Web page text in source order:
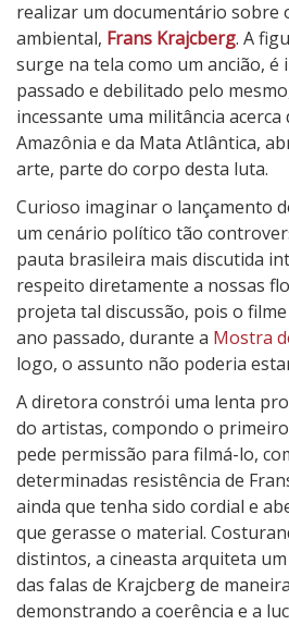
r
a
n
s
K
r
a
c
b
e
r
g
:
M
a
n
i
f
e
s
t
o
realizar um documentário sobre
ambiental, Frans Krajcberg. A
surge na tela como um ancião,
passado e debilitado pelo
incessante uma militância acerca
Amazônia e da Mata Atlântica,
arte, parte do corpo desta luta.
Curioso imaginar o lançamento
um cenário político tão
pauta brasileira mais discutida
respeito diretamente a nossas
projeta tal discussão, pois o
ano passado, durante a Mostra
logo, o assunto não poderia
A diretora constrói uma lenta
do artistas, compondo o
pede permissão para filmá-lo,
determinadas resistência de
ainda que tenha sido cordial e
que gerasse o material.
distintos, a cineasta arquiteta
das falas de Krajcberg de
demonstrando a coerência e a